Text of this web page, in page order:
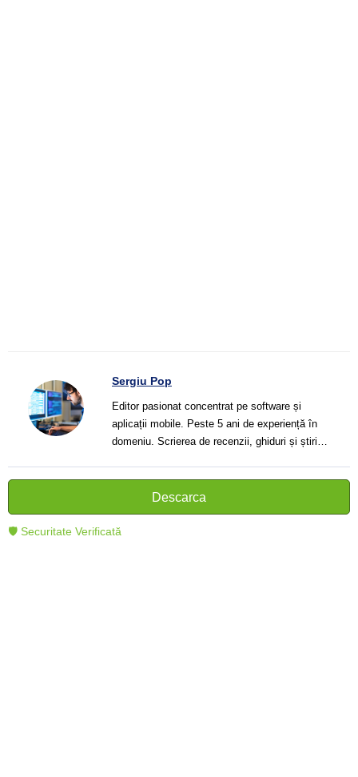
Sergiu Pop
Editor pasionat concentrat pe software și
aplicații mobile. Peste 5 ani de experiență în
domeniu. Scrierea de recenzii, ghiduri și știri.
cititorii să înțeleagă și să folosească mai bine
tehnologia modernă.
Descarca
🛡 Securitate Verificată